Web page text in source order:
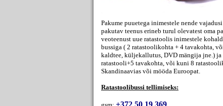
Pakume puuetega inimestele nende
pakutav teenus erineb turul olevatest oma
veoteenust uue ratastoolis inimestele
bussiga ( 2 ratastoolikohta + 4 tavakohta,
kaldtee, küljekallutus, DVD mängija jne.)
ratastooli+5 tavakohta, või kuni 8
Skandinaavias või mööda Euroopat.
Ratastoolibussi tellimiseks:
+372 50 19 369